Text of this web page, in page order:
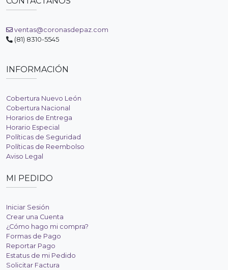
ventas@coronasdepaz.com
(81) 8310-5545
INFORMACIÓN
Cobertura Nuevo León
Cobertura Nacional
Horarios de Entrega
Horario Especial
Políticas de Seguridad
Políticas de Reembolso
Aviso Legal
MI PEDIDO
Iniciar Sesión
Crear una Cuenta
¿Cómo hago mi compra?
Formas de Pago
Reportar Pago
Estatus de mi Pedido
Solicitar Factura